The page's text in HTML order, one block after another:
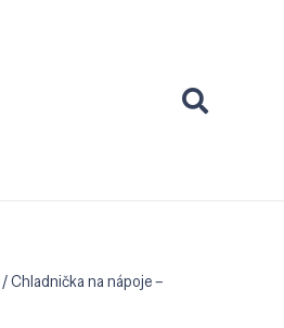
/ Chladnička na nápoje –